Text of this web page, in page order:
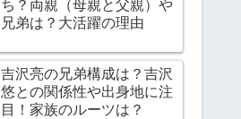
ち？両親（母親と父親）や
兄弟は？大活躍の理由
吉沢亮の兄弟構成は？吉沢
悠との関係性や出身地に注
目！家族のルーツは？